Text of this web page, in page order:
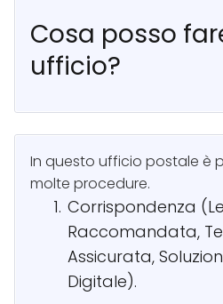
Cosa posso
ufficio?
In questo ufficio postale è
molte procedure.
Corrispondenza
Raccomandata,
Assicurata,
Digitale).